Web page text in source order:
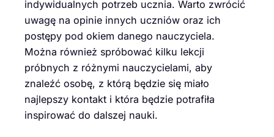
indywidualnych potrzeb ucznia. Warto zwrócić
uwagę na opinie innych uczniów oraz ich
postępy pod okiem danego nauczyciela.
Można również spróbować kilku lekcji
próbnych z różnymi nauczycielami, aby
znaleźć osobę, z którą będzie się miało
najlepszy kontakt i która będzie potrafiła
inspirować do dalszej nauki.